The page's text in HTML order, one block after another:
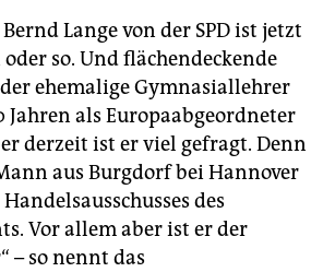
Lange von der SPD ist jetzt
so. Und flächendeckende
ehemalige Gymnasiallehrer
Jahren als Europaabgeordneter
derzeit ist er viel gefragt. Denn
aus Burgdorf bei Hannover
des
Vor allem aber ist er der
– so nennt das